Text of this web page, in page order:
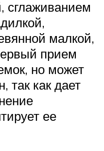
сглаживанием
малкой,
прием
но может
так как дает
ее